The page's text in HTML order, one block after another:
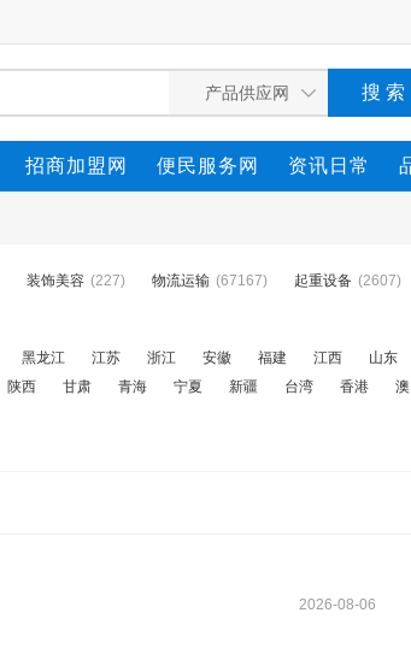
招商加盟网 便民服务网 资讯日常
装饰美容 (227) 物流运输 (67167) 起重设备 (2607)
黑龙江 江苏 浙江 安徽 福建 江西 山东
陕西 甘肃 青海 宁夏 新疆 台湾 香港
2026-08-06